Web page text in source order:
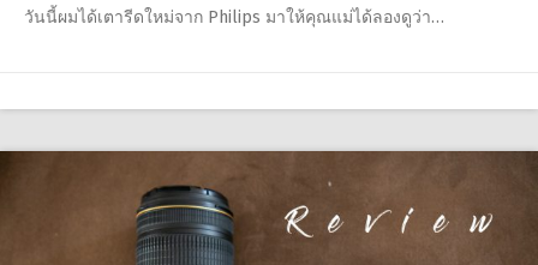
วันนี้ผมได้เตารีดใหม่จาก Philips มาให้คุณแม่ได้ลองดูว่า…